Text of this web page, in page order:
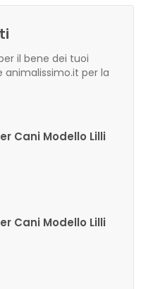
il bene dei tuoi
animalissimo.it per la
Cani Modello Lilli
Cani Modello Lilli